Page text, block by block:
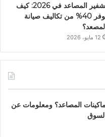
تشفير المصاعد في 2026: كيف
توفر 40% من تكاليف صيانة
12 مايو، 2026
المصاعد؟ ومعلومات عن